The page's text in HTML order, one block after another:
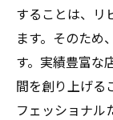
することは、リ
ます。そのため
す。実績豊富な
間を創り上げる
フェッショナル